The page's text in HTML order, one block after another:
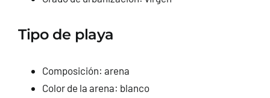
Tipo de playa
Composición: arena
Color de la arena: blanco